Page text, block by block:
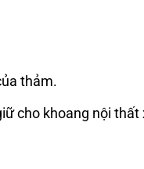
thảm.
cho khoang nội